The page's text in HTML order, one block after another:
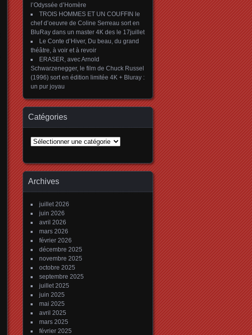
l’Odyssée d’Homère
TROIS HOMMES ET UN COUFFIN le
chef d’oeuvre de Coline Serreau sort en
BluRay dans un master 4K des le 17juillet
Le Conte d’Hiver, Du beau, du grand
théâtre, à voir et à revoir
ERASER, avec Arnold
Schwarzenegger, le film de Chuck Russel
(1996) sort en édition limitée 4K + Bluray :
un pur joyau
Catégories
Catégories
Archives
juillet 2026
juin 2026
avril 2026
mars 2026
février 2026
décembre 2025
novembre 2025
octobre 2025
septembre 2025
juillet 2025
juin 2025
mai 2025
avril 2025
mars 2025
février 2025